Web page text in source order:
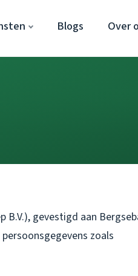
Blogs Over
B.V.), gevestigd aan
zoals